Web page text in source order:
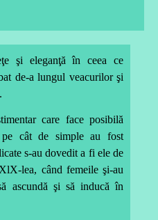
şi eleganţă în ceea ce
de-a lungul veacurilor şi
care face posibilă
cât de simple au fost
s-au dovedit a fi ele de
lea, când femeile şi-au
ascundă şi să inducă în